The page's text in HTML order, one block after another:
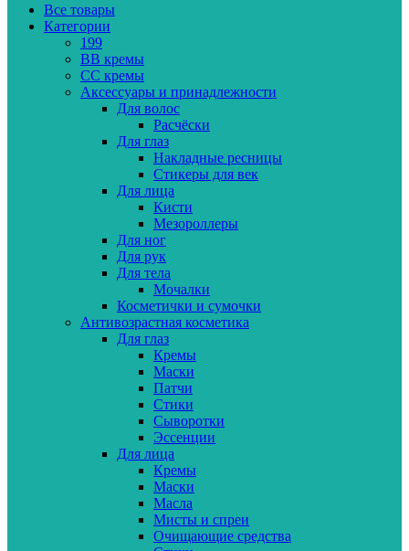
Все товары
Категории
199
BB кремы
CC кремы
Аксессуары и принадлежности
Для волос
Расчёски
Для глаз
Накладные ресницы
Стикеры для век
Для лица
Кисти
Мезороллеры
Для ног
Для рук
Для тела
Мочалки
Косметички и сумочки
Антивозрастная косметика
Для глаз
Кремы
Маски
Патчи
Стики
Сыворотки
Эссенции
Для лица
Кремы
Маски
Масла
Мисты и спреи
Очищающие средства